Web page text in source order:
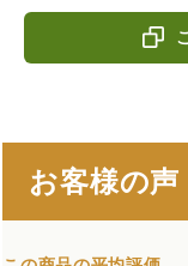
お客様の声